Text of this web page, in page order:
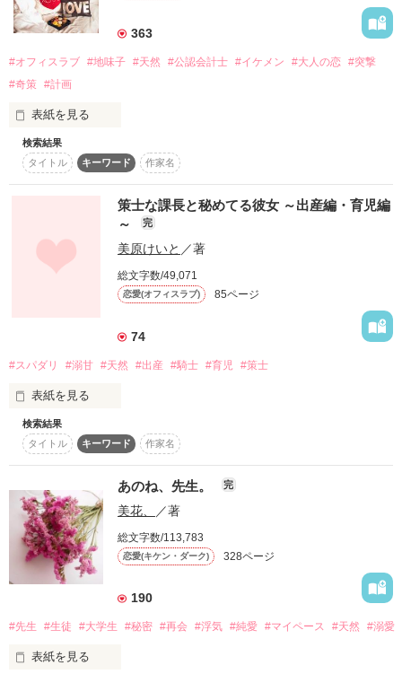
超ピュアで不器用な溺愛が始まる。
〜＊〜＊〜 ＊〜＊〜＊〜＊〜＊〜
無自覚天然な普通の女の子
元性格クズの超イケメン御曹司
「どうして、誰もいないんですか…？」
「いますぐ人を入れろ」
「気持ちがこもってるものってうれしいです」
「これはおれが作った」
恋愛初心者の元クズ男は、
たくさんあるのに
363
#オフィスラブ #地味子 #天然 #公認会計士 #イケメン #大人の恋 #突撃
#奇策 #計画
表紙を見る
とんでもない頼みごとなのは自分でも承知している
愛がなくてもいい
私を嫌っていないなら一度だけ抱いてほしい
✰⋆｡:ﾟ･*☽:ﾟ･⋆｡✰⋆｡:ﾟ･*☽:ﾟ･⋆｡✰⋆｡:ﾟ･*☽✰⋆｡
神野 知鶴（じんの　ちづる） 25歳
地味子で超天然キャラ
志賀 匠真（しが　たくま）　30歳
等々力（とどろき）会計事務所の公認会計士
✰⋆｡:ﾟ･*☽:ﾟ･⋆｡✰⋆｡:ﾟ･*☽:ﾟ･⋆｡✰⋆｡:ﾟ･*☽✰⋆｡:
「もし本気で私が誘ったら、志賀さんはどうしますか？」
この願いが叶ったなら
彼への気持ちを昇華させて片思いにケリをつけよう
※ラブコメタッチのオフィスラブになります
高坂彩乃さま、一倉エマさま
検索結果
タイトル
キーワード 作家名
策士な課長と秘めてる彼女 ～出産編・育児編
～
完
美原けいと ／著
総文字数/49,071
恋愛(オフィスラブ) 85ページ
74
#スパダリ #溺甘 #天然 #出産 #騎士 #育児 #策士
表紙を見る
読者さまのリクエストにお応えして結婚後のショートストーリ
ーをお届けします。
大変、遅くなって申し訳ありません。
2020.8.7   完結しました。
                  ＊＊＊　　＊　　＊＊＊
おひさまカップルのハラハラ出産&育児を、お楽しみくださ
い。
検索結果
タイトル
キーワード 作家名
あのね、先生。 完
美花、 ／著
総文字数/113,783
恋愛(キケン・ダーク) 328ページ
190
#先生 #生徒 #大学生 #秘密 #再会 #浮気 #純愛 #マイペース #天然 #溺愛
表紙を見る